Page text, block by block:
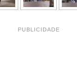
PUBLICIDADE